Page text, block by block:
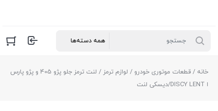
خانه / قطعات موتوری خودرو / لوازم ترمز
/ لنت ترمز جلو پژو 405 و پژو پارس
ا DISCY LENT/دیسکی لنت